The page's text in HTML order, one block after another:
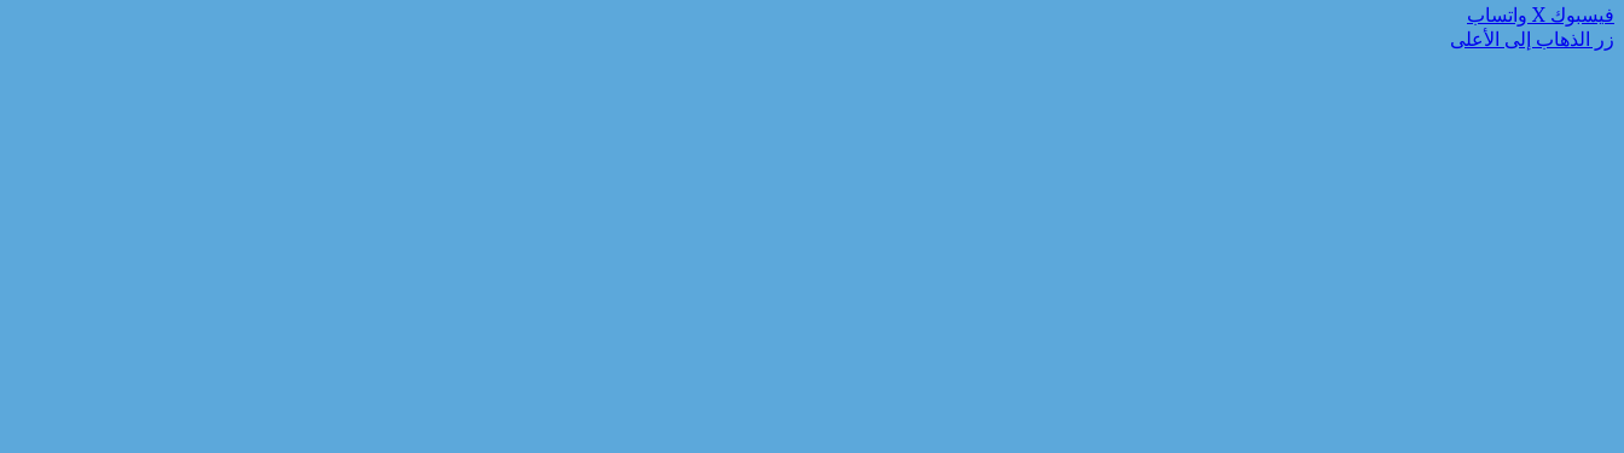
فيسبوك ‫X واتساب
زر الذهاب إلى الأعلى